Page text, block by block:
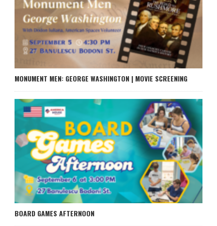
MONUMENT MEN: GEORGE WASHINGTON | MOVIE SCREENING
BOARD GAMES AFTERNOON